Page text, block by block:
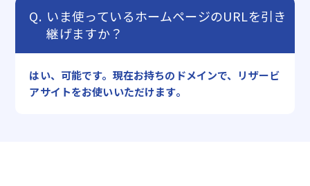
いま使っているホームページのURLを引き
継げますか？
はい、可能です。現在お持ちのドメインで、リザービ
アサイトをお使いいただけます。